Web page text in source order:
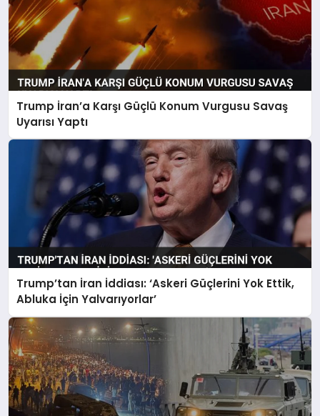
Trump İran’a Karşı Güçlü Konum Vurgusu Savaş
Uyarısı Yaptı
Trump’tan İran İddiası: ‘Askeri Güçlerini Yok Ettik,
Abluka İçin Yalvarıyorlar’